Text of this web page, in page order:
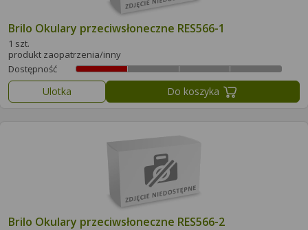
Brilo Okulary przeciwsłoneczne RES566-1
1 szt.
produkt zaopatrzenia/inny
Dostępność
Ulotka Do koszyka
Brilo Okulary przeciwsłoneczne RES566-2